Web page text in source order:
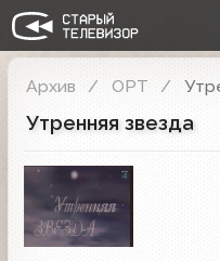
Архив ОРТ
Утренняя звезда